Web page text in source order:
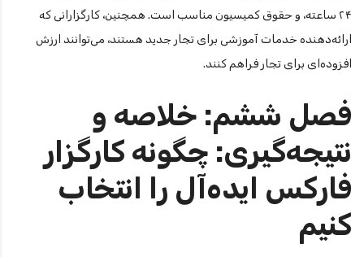
۲۴ ساعته، و حقوق کمیسیون مناسب است. همچنین، کارگزارانی که
ارائه‌دهنده خدمات آموزشی برای تجار جدید هستند، می‌توانند ارزش
افزوده‌ای برای تجار فراهم کنند.
فصل ششم: خلاصه و
نتیجه‌گیری: چگونه کارگزار
فارکس ایده‌آل را انتخاب
کنیم